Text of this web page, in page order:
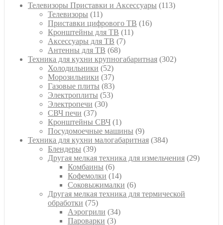
Телевизоры Приставки и Аксессуары 113113
Телевизоры 1111
товаров
Приставки цифрового ТВ 1616
Кронштейны для ТВ 1111
Аксессуары для ТВ 77
Антенны для ТВ 6868
товаров
Техника для кухни крупногабаритная 302302
Холодильники 5252
товара
Морозильники 3737
товаров
Газовые плиты 8383
товара
Электроплиты 5353
Электропечи 3030
СВЧ печи 3737
товаров
Кронштейны СВЧ 11
товар
Посудомоечные машины 99
товаров
Техника для кухни малогабаритная 384384
Блендеры 3939
товаров
Другая мелкая техника для измельчения 2929
Комбаины 66
товаров
Кофемолки 1414
товаров
Соковыжималки 66
товаров
Другая мелкая техника для термической
обработки
7575
товаров
Аэрогрили 3434
Пароварки 33